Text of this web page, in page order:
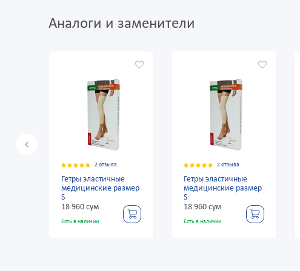
Аналоги и заменители
2 отзыва
Гетры эластичные
медицинские размер
S
18 960 сум
Есть в наличии
2 отзыва
Гетры эластичные
медицинские размер
S
18 960 сум
Есть в наличии